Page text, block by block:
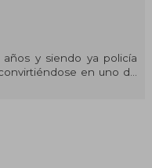
y siendo ya policía
en uno de
de este organismo. En